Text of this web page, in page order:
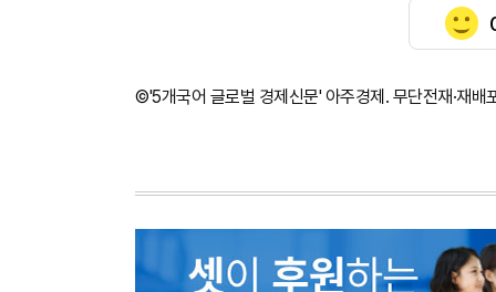
©'5개국어 글로벌 경제신문' 아주경제. 무단전재·재배